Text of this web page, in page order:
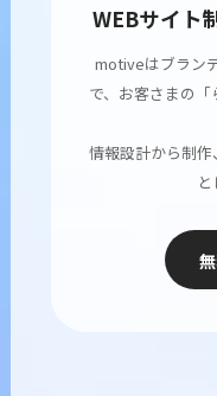
WEBサイト
motiveはブラン
で、お客さまの「
情報設計から制